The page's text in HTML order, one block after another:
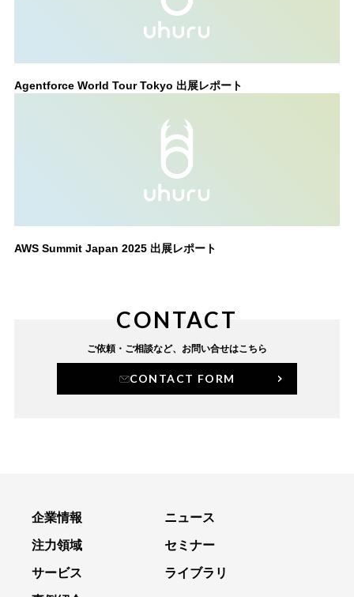
Agentforce World Tour Tokyo 出展レポート
AWS Summit Japan 2025 出展レポート
CONTACT
ご依頼・ご相談など、 お問い合せはこちら
CONTACT FORM
企業情報
注力領域
サービス
ニュース
セミナー
ライブラリ